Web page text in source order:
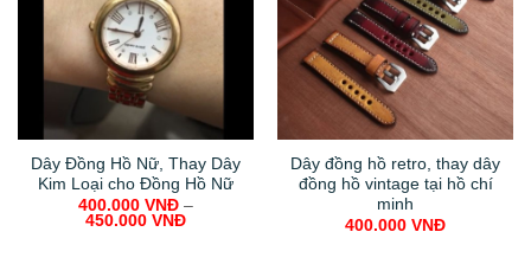
Dây Đồng Hồ Nữ, Thay Dây
Kim Loại cho Đồng Hồ Nữ
400.000 VNĐ –
450.000 VNĐ
Dây đồng hồ retro, thay dây
đồng hồ vintage tại hồ chí
minh
400.000 VNĐ